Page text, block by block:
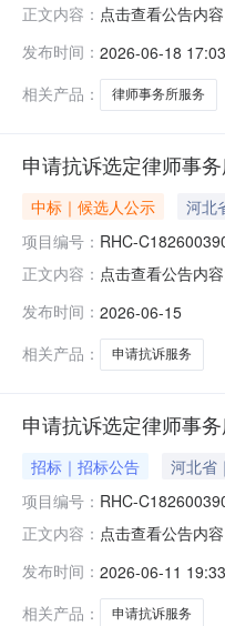
正文内容： 点击查看公告内
发布时间： 2026-06-18 17:03
相关产品：
律师事务所服务
申请抗诉选定律师事
中标｜候选人公示 河北
项目编号： RHC-
正文内容： 点击查看公告内
发布时间： 2026-06-15
相关产品：
申请抗诉服务
申请抗诉选定律师事
招标｜招标公告 河北省
项目编号： RHC-
正文内容： 点击查看公告内
发布时间： 2026-06-11 19:33
相关产品：
申请抗诉服务